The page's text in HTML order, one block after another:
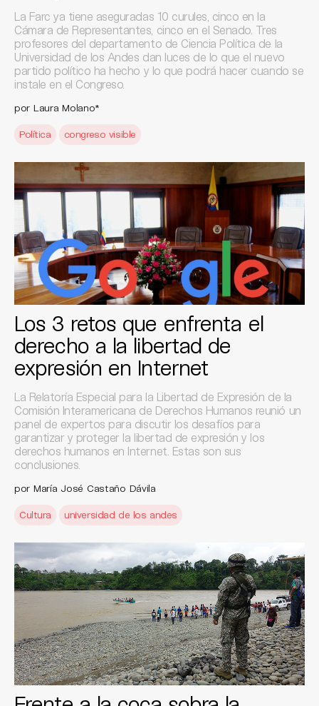
La Farc ya tiene aseguradas 10 curules, cinco en la
Cámara de Representantes, cinco en el Senado. Tres
profesores del departamento de Ciencia Política de la
Universidad de los Andes dan luces de lo que el nuevo
partido político ha hecho y lo que podrá hacer cuando se
instale en el Congreso.
por Laura Molano*
Política congreso visible
Los 3 retos que enfrenta el
derecho a la libertad de
expresión en Internet
La Relatoría Especial para la Libertad de Expresión de la
Comisión Interamericana de Derechos Humanos reunió un
panel de expertos para discutir los desafíos para
garantizar y proteger la libertad de expresión y los
derechos humanos en Internet. Estas son sus
conclusiones.
por María José Castaño Dávila
Cultura universidad de los andes